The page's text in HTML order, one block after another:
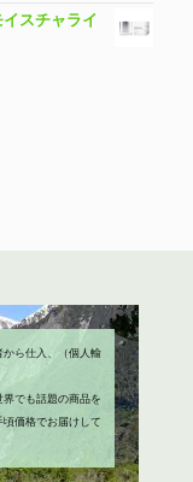
スチャライ
ら仕入、（個人輸
でも話題の商品を
価格でお届けして